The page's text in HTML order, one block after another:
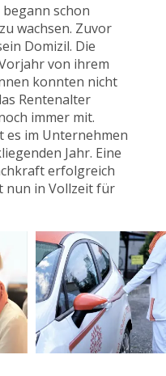
begann schon
wachsen. Zuvor
Domizil. Die
von ihrem
konnten nicht
Rentenalter
immer mit.
es im Unternehmen
Jahr. Eine
erfolgreich
nun in Vollzeit für